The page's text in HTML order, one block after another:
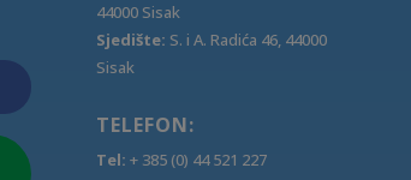
44000 Sisak
Sjedište: S. i A. Radića 46, 44000
Sisak
TELEFON:
Tel: + 385 (0) 44 521 227